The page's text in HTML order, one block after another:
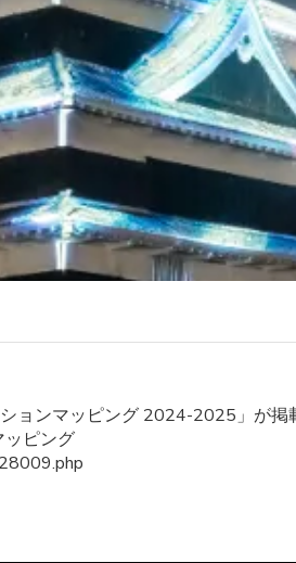
ョンマッピング 2024-2025」が掲
ッピング